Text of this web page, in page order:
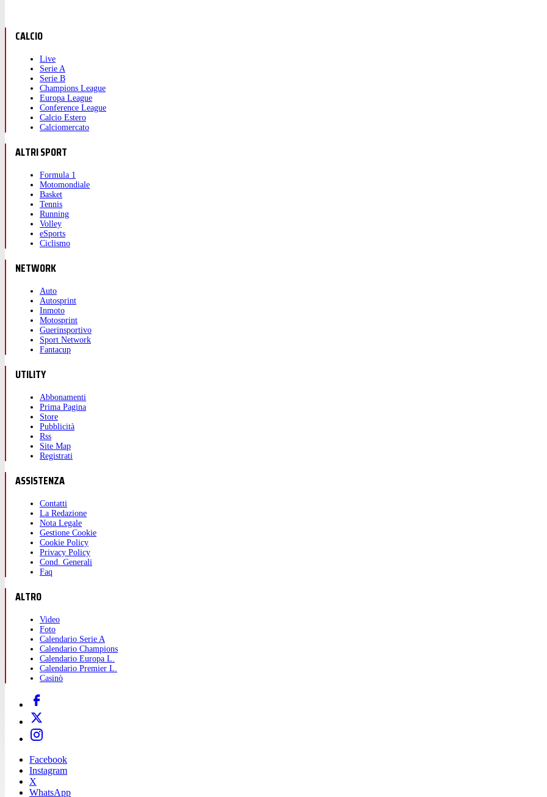
CALCIO
Live
Serie A
Serie B
Champions League
Europa League
Conference League
Calcio Estero
Calciomercato
ALTRI SPORT
Formula 1
Motomondiale
Basket
Tennis
Running
Volley
eSports
Ciclismo
NETWORK
Auto
Autosprint
Inmoto
Motosprint
Guerinsportivo
Sport Network
Fantacup
UTILITY
Abbonamenti
Prima Pagina
Store
Pubblicità
Rss
Site Map
Registrati
ASSISTENZA
Contatti
La Redazione
Nota Legale
Gestione Cookie
Cookie Policy
Privacy Policy
Cond. Generali
Faq
ALTRO
Video
Foto
Calendario Serie A
Calendario Champions
Calendario Europa L.
Calendario Premier L.
Casinò
Facebook
Instagram
X
WhatsApp